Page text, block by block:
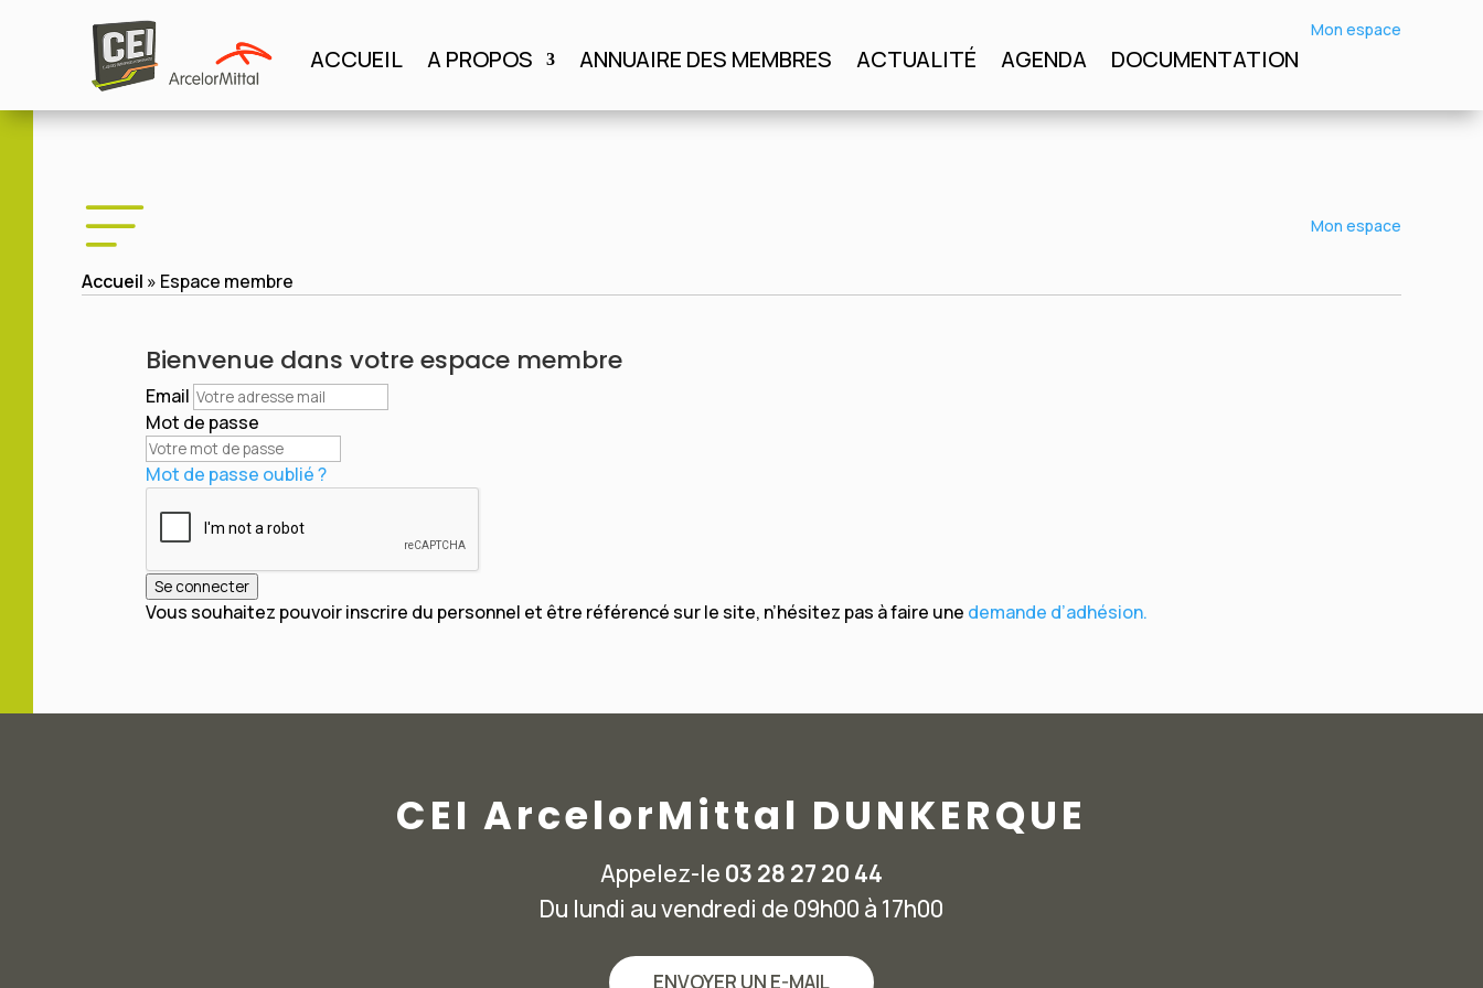
ACCUEIL A PROPOS ANNUAIRE DES MEMBRES ACTUALITÉ AGENDA DOCUMENTATION
Mon espace
ACCUEIL A PROPOS ANNUAIRE DES MEMBRES ACTUALITÉ AGENDA DOCUMENTATION
Mon espace
Mon espace
Accueil » Espace membre
Bienvenue dans votre espace membre
Email
Mot de passe
Mot de passe oublié ?
Se connecter
Vous souhaitez pouvoir inscrire du personnel et être référencé sur le site, n’hésitez pas à faire une demande d’adhésion.
CEI ArcelorMittal DUNKERQUE
Appelez-le 03 28 27 20 44
Du lundi au vendredi de 09h00 à 17h00
ENVOYER UN E-MAIL